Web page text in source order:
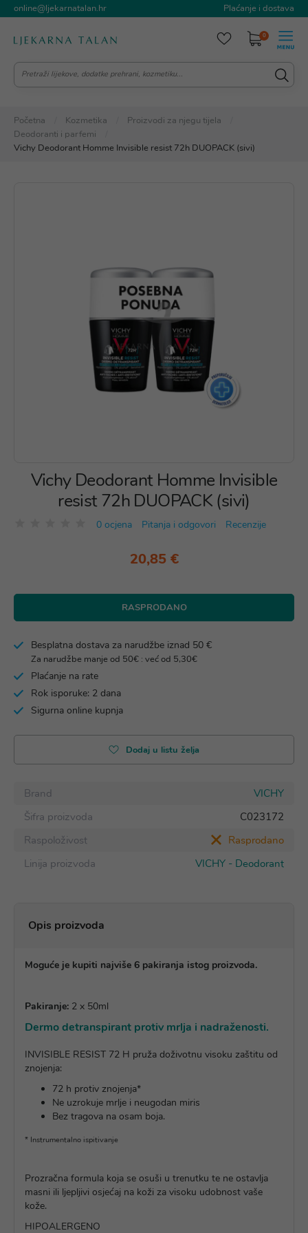
online@ljekarnatalan.hr Plaćanje i dostava
0
Početna Kozmetika
Proizvodi za njegu tijela
Deodoranti i parfemi
Vichy Deodorant Homme Invisible resist 72h DUOPACK (sivi)
Vichy Deodorant Homme Invisible
resist 72h DUOPACK (sivi)
0 ocjena Pitanja i odgovori Recenzije
20,85 €
RASPRODANO
Besplatna dostava za narudžbe iznad 50 €
Za narudžbe manje od 50€ : već od 5,30€
Plaćanje na rate
Rok isporuke: 2 dana
Sigurna online kupnja
Dodaj u listu želja
Brand
VICHY
Šifra proizvoda
C023172
Raspoloživost
Rasprodano
Linija proizvoda
VICHY - Deodorant
Opis proizvoda
Moguće je kupiti najviše 6 pakiranja istog proizvoda.
Pakiranje: 2 x 50ml
Dermo detranspirant protiv mrlja i nadraženosti.
INVISIBLE RESIST 72 H pruža doživotnu visoku zaštitu od
znojenja:
72 h protiv znojenja*
Ne uzrokuje mrlje i neugodan miris
Bez tragova na osam boja.
* Instrumentalno ispitivanje
Prozračna formula koja se osuši u trenutku te ne ostavlja
masni ili ljepljivi osjećaj na koži za visoku udobnost vaše
kože.
HIPOALERGENO